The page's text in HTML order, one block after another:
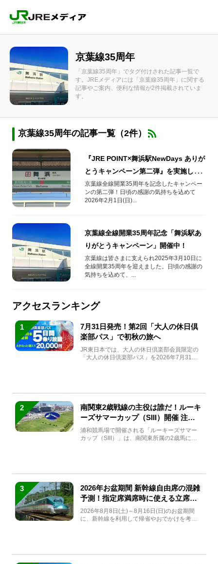
京葉線35周年
「京葉線35周年」でタグ付けされた記事一覧で
す。JREメディアには「京葉線35周年」に関する
記事やご案内、便利な情報が2件掲載されていま
す。
京葉線35周年の記事一覧（2件）
『JRE POINT×舞浜駅NewDays ありが
とうキャンペーン第二弾』を実施しま
す！
京葉線全線開業35周年を記念したキャンペー
ンの第二弾！日頃の感謝の気持ちを込めて
2026年2月1日(日)...
京葉線全線開業35周年記念「舞浜駅あ
りがとうキャンペーン」開催中！
京葉線は皆さまに支えられ2025年3月10日に
全線開業35周年を迎えました。日頃の感謝の
気持ちを込めて、...
アクセスランキング
1
7月31日発売！第2回「大人の休日倶
楽部パス」で初秋の旅へ
JR東日本では、大人の休日倶楽部会員限定の
「大人の休日倶楽部パス」を2026年7月31日
2
南関東2歳戦線の主役は誰だ！ルーキ
ーズサマーカップ（SIII）開催 注目
馬と見どころをチェック
浦和競馬場で開催される「ルーキーズサマー
カップ（SIII）」は、南関東所属の2歳馬によ
3
2026年お盆期間 新幹線自由席の混雑
予測！指定席満席時に使える立席特
急券も解説
2026年8月8日(土)～8月16日(日)のお盆期間
に、新幹線を利用して帰省やおでかけを考え